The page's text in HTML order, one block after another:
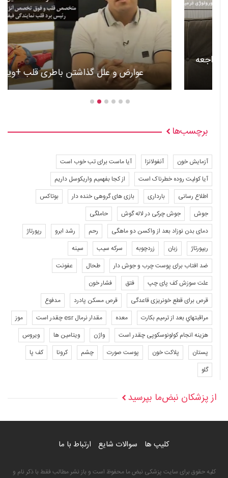
عوارض و علل گذاشتن باطری قلب +ویدئو
برچسب‌ها
آزمایش خون آنفولانزا
آیا ماست برای تب خوب است
آیا کولیت روده خطرناک است
از کجا بفهمیم واریکوسل داریم
اطلاع رسانی
بارداری بازی های گروهی خنده دار
بوتاکس
جوش
جوش چرکی در لاله گوش
حاملگی
دمای بدن نوزاد بعد از واکسن دو ماهگی
رحم رشد ابرو
رپورتاژ
ریپورتاژ
زبان زردچوبه سرکه سیب
سینه
ضد افتاب برای پوست چرب و جوش دار
طحال
عفونت
علت سوزش کف پای چپ
فتق
فشار خون
قرص برای قطع خونریزی قاعدگی
قرص مسکن پادرد
مدفوع
مراقبتهاي بعد از ترميم بكارت
معده مقدار نرمال esr چقدر است
موز
هزینه انجام کولونوسکوپی چقدر است
واژن ویتامین ها
ویروس
پستان
پلاکت خون پوست صورت چشم کرونا
کف پا
گلو
از پزشکان نبض‌ما بپرسید
کلیپ ها سوالات شایع ارتباط با ما
کلیه حقوق برای سایت پزشکی نبض ما محفوظ است و باز نشر مطالب فقط با ذکر نام و